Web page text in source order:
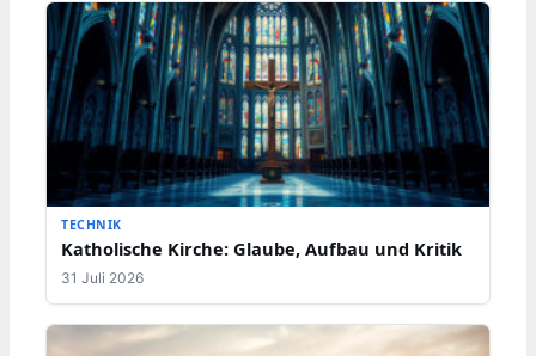
TECHNIK
Katholische Kirche: Glaube, Aufbau und Kritik
31 Juli 2026